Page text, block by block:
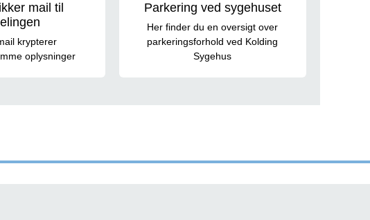
mail til
krypterer
oplysninger
Parkering ved sygehuset
Her finder du en oversigt over
parkeringsforhold ved Kolding
Sygehus